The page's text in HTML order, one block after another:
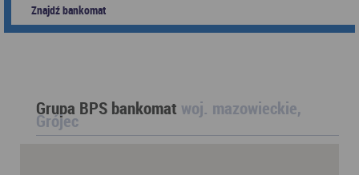
Znajdź bankomat
Grupa BPS bankomat woj. mazowieckie,
Grójec